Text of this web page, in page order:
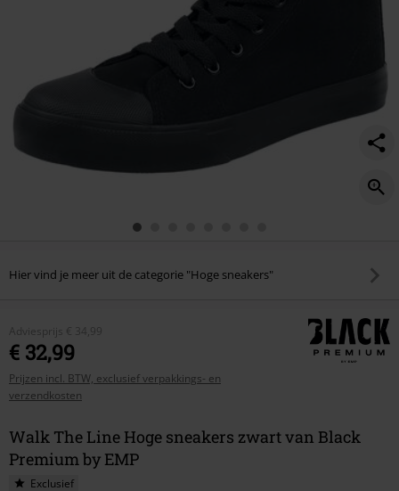
Hier vind je meer uit de categorie "Hoge sneakers"
Adviesprijs € 34,99
€ 32,99
Prijzen incl. BTW, exclusief verpakkings- en
verzendkosten
Walk The Line Hoge sneakers zwart van Black
Premium by EMP
Exclusief